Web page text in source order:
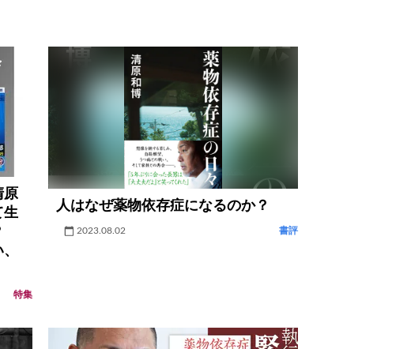
原
生
特集
人はなぜ薬物依存症になるのか？
2023.08.02 書評